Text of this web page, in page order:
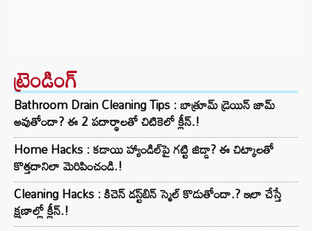
ట్రెండింగ్‌
Bathroom Drain Cleaning Tips : బాత్రూమ్ డ్రెయిన్ జామ్
అవుతోందా? ఈ 2 పదార్థాలతో చిటికెలో క్లీన్.!
Home Hacks : కడాయి హ్యాండిల్‌పై గట్టి జిడ్డా? ఈ చిట్కాలతో
కొత్తదానిలా మెరిపించండి.!
Cleaning Hacks : కిచెన్ డస్ట్‌బిన్ స్మెల్ కొడుతోందా.? ఇలా చేస్తే
క్షణాల్లో క్లీన్.!